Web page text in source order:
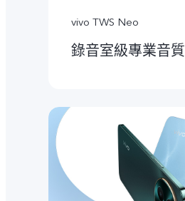
vivo TWS Neo
錄音室級專業音質